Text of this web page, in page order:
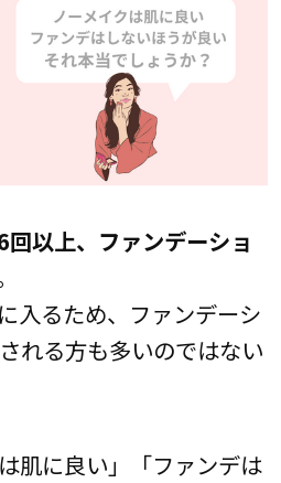
以上、ファンデーショ
入るため、ファンデーシ
れる方も多いのではない
肌に良い」「ファンデは